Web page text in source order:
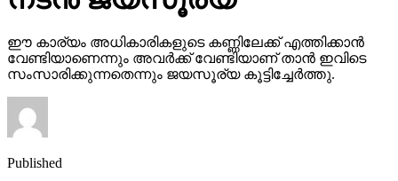
ഈ കാര്യം അധികാരികളുടെ കണ്ണിലേക്ക് എത്തിക്കാന്‍
വേണ്ടിയാണെന്നും അവര്‍ക്ക് വേണ്ടിയാണ് താന്‍ ഇവിടെ
സംസാരിക്കുന്നതെന്നും ജയസൂര്യ കൂട്ടിച്ചേര്‍ത്തു.
Published